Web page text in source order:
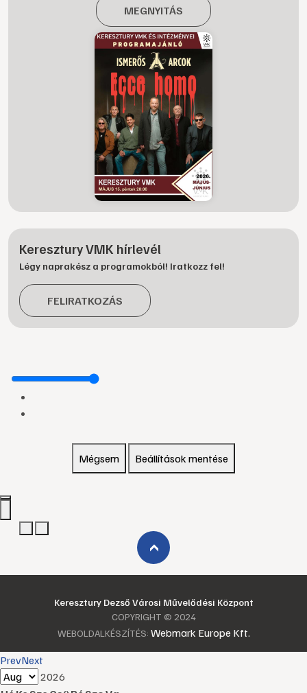
MEGNYITÁS
Keresztury VMK hírlevél
Légy naprakész a programokból! Iratkozz fel!
FELIRATKOZÁS
Mégsem Beállítások mentése
›
Keresztury Dezső Városi Művelődési Központ
COPYRIGHT © 2024
WEBOLDALKÉSZÍTÉS: Webmark Europe Kft.
PrevNext
2026